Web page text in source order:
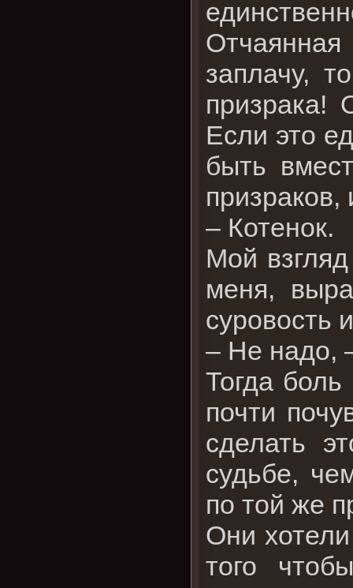
заплачу,
призрака!
Если это
быть
– Котенок.
Мой
меня,
суровость
– Не надо,
Тогда
почти
сделать
судьбе,
по той же
Они
того